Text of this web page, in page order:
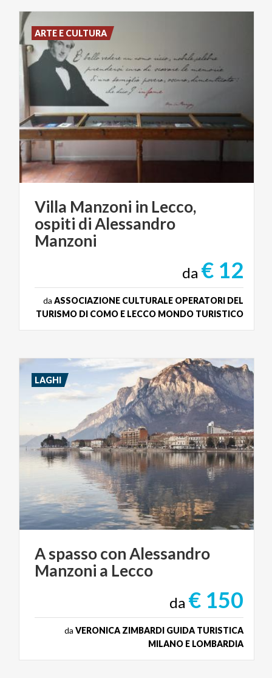
Villa Manzoni in Lecco,
ospiti di Alessandro
Manzoni
da € 12
da ASSOCIAZIONE CULTURALE OPERATORI DEL
TURISMO DI COMO E LECCO MONDO TURISTICO
ARTE E CULTURA
AspassoconAlessandro
Manzoni a Lecco
da € 150
da VERONICA ZIMBARDI GUIDA TURISTICA
MILANO E LOMBARDIA
LAGHI